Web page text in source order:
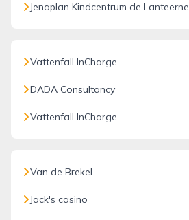
Jenaplan Kindcentrum de Lanteerne
Vattenfall InCharge
DADA Consultancy
Vattenfall InCharge
Van de Brekel
Jack's casino